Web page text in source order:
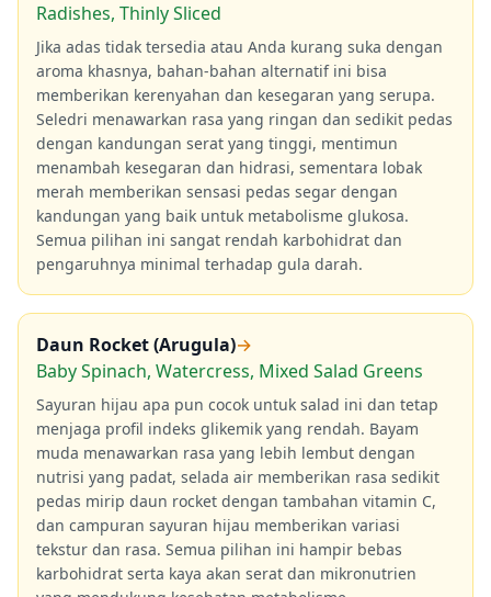
Radishes, Thinly Sliced
Jika adas tidak tersedia atau Anda kurang suka dengan
aroma khasnya, bahan-bahan alternatif ini bisa
memberikan kerenyahan dan kesegaran yang serupa.
Seledri menawarkan rasa yang ringan dan sedikit pedas
dengan kandungan serat yang tinggi, mentimun
menambah kesegaran dan hidrasi, sementara lobak
merah memberikan sensasi pedas segar dengan
kandungan yang baik untuk metabolisme glukosa.
Semua pilihan ini sangat rendah karbohidrat dan
pengaruhnya minimal terhadap gula darah.
Daun Rocket (Arugula)→
Baby Spinach, Watercress, Mixed Salad Greens
Sayuran hijau apa pun cocok untuk salad ini dan tetap
menjaga profil indeks glikemik yang rendah. Bayam
muda menawarkan rasa yang lebih lembut dengan
nutrisi yang padat, selada air memberikan rasa sedikit
pedas mirip daun rocket dengan tambahan vitamin C,
dan campuran sayuran hijau memberikan variasi
tekstur dan rasa. Semua pilihan ini hampir bebas
karbohidrat serta kaya akan serat dan mikronutrien